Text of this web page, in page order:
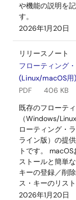
や機能の説明を
す。
2026年1月20日
リリースノート
フローティング
(Linux/macOS用
PDF
406 KB
既存のフローテ
（Windows/
ローティング・
ライン版）の提
トです。
ストールと簡単
キーの登録／削
ス・キーのリス
2026年1月20日